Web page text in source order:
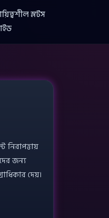
স্লটস
নিরাপত্তায়
জন্য
দেয়।